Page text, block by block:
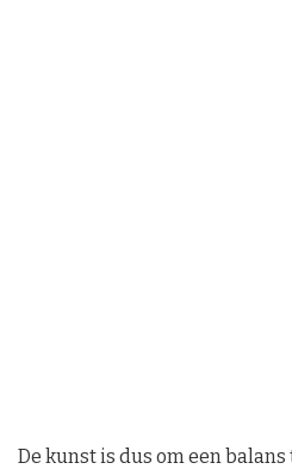
De kunst is dus om een